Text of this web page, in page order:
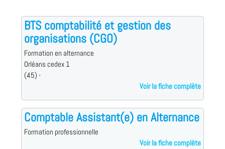
BTS comptabilité et gestion des
organisations (CGO)
Formation en alternance
Orléans cedex 1
(45) -
Voir la fiche complète
Comptable Assistant(e) en Alternance
Formation professionnelle
Voir la fiche complète